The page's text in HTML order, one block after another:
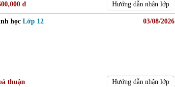
đ Hướng dẫn nhận lớp
học Lớp 12
03/08/2026
thuận Hướng dẫn nhận lớp